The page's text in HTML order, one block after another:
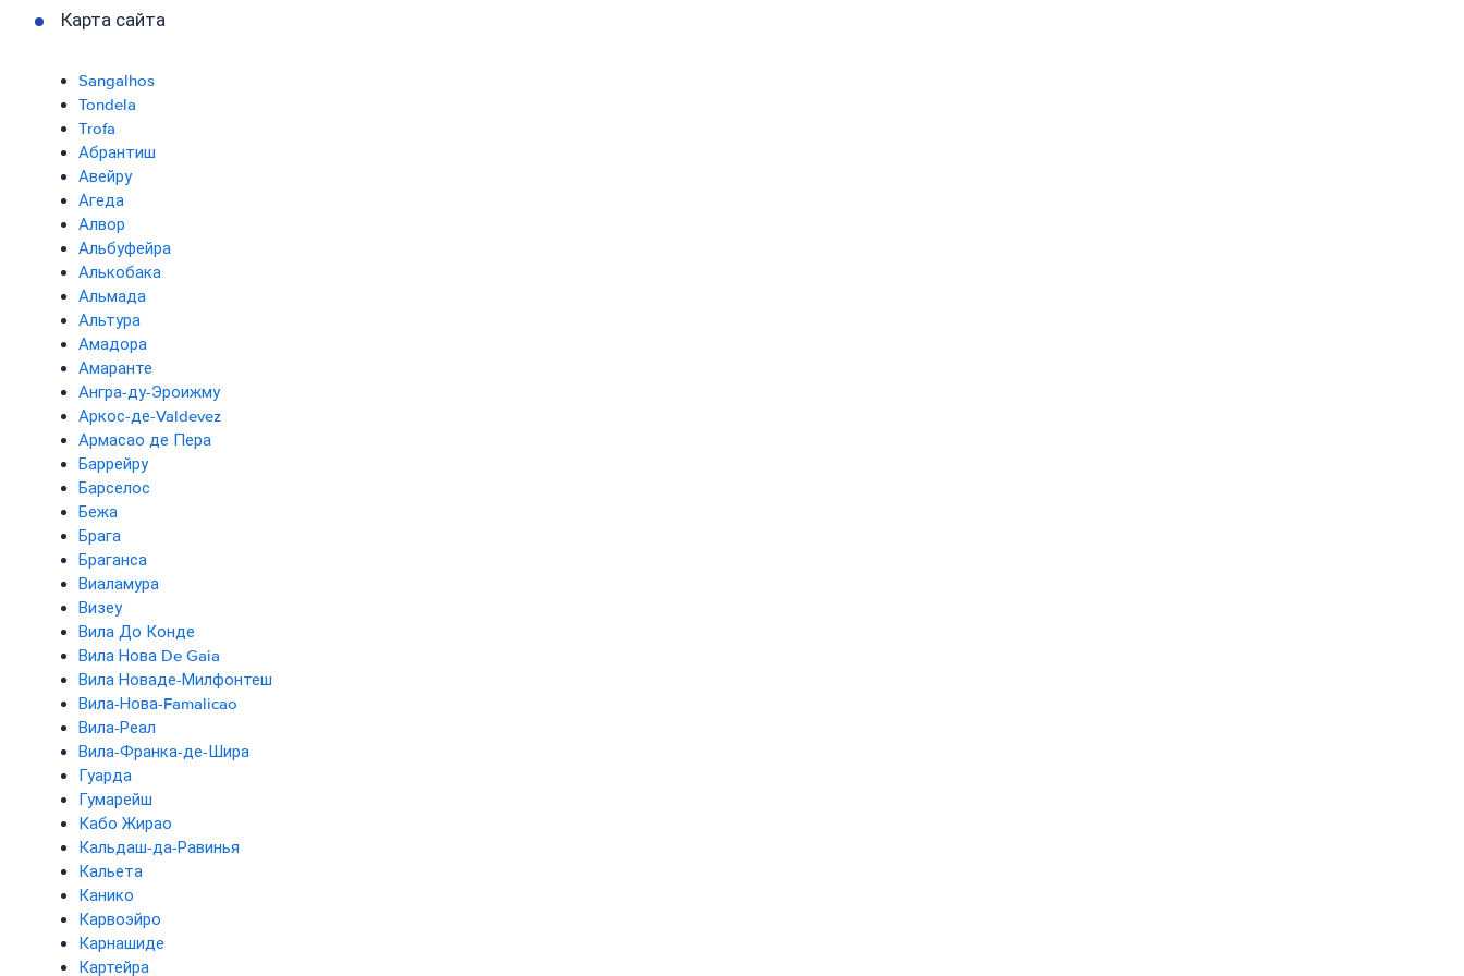
Карта сайта
Sangalhos
Tondela
Trofa
Абрантиш
Авейру
Агеда
Алвор
Альбуфейра
Алькобака
Альмада
Альтура
Амадора
Амаранте
Ангра-ду-Эроижму
Аркос-де-Valdevez
Армасао де Пера
Баррейру
Барселос
Бежа
Брага
Браганса
Виаламура
Визеу
Вила До Конде
Вила Нова De Gaia
Вила Новаде-Милфонтеш
Вила-Нова-Famalicao
Вила-Реал
Вила-Франка-де-Шира
Гуарда
Гумарейш
Кабо Жирао
Кальдаш-да-Равинья
Кальета
Канико
Карвоэйро
Карнашиде
Картейра